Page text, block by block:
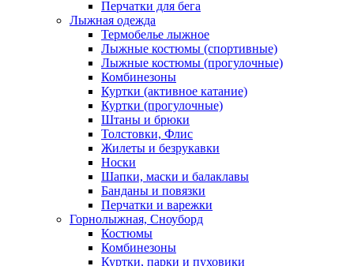
Перчатки для бега
Лыжная одежда
Термобелье лыжное
Лыжные костюмы (спортивные)
Лыжные костюмы (прогулочные)
Комбинезоны
Куртки (активное катание)
Куртки (прогулочные)
Штаны и брюки
Толстовки, Флис
Жилеты и безрукавки
Носки
Шапки, маски и балаклавы
Банданы и повязки
Перчатки и варежки
Горнолыжная, Сноуборд
Костюмы
Комбинезоны
Куртки, парки и пуховики